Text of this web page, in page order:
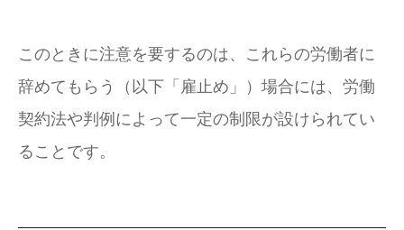
このときに注意を要するのは、これらの労働者に
辞めてもらう（以下「雇止め」）場合には、労働
契約法や判例によって一定の制限が設けられてい
ることです。